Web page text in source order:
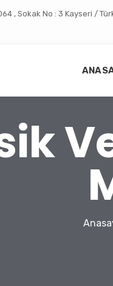
, Sokak No : 3 Kayseri /